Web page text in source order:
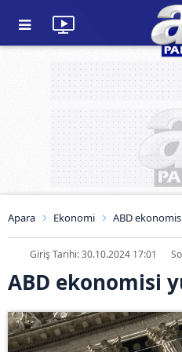
Apara Ekonomi ABD
Giriş Tarihi: 30.10.2024 17:01
ABD ekonomisi